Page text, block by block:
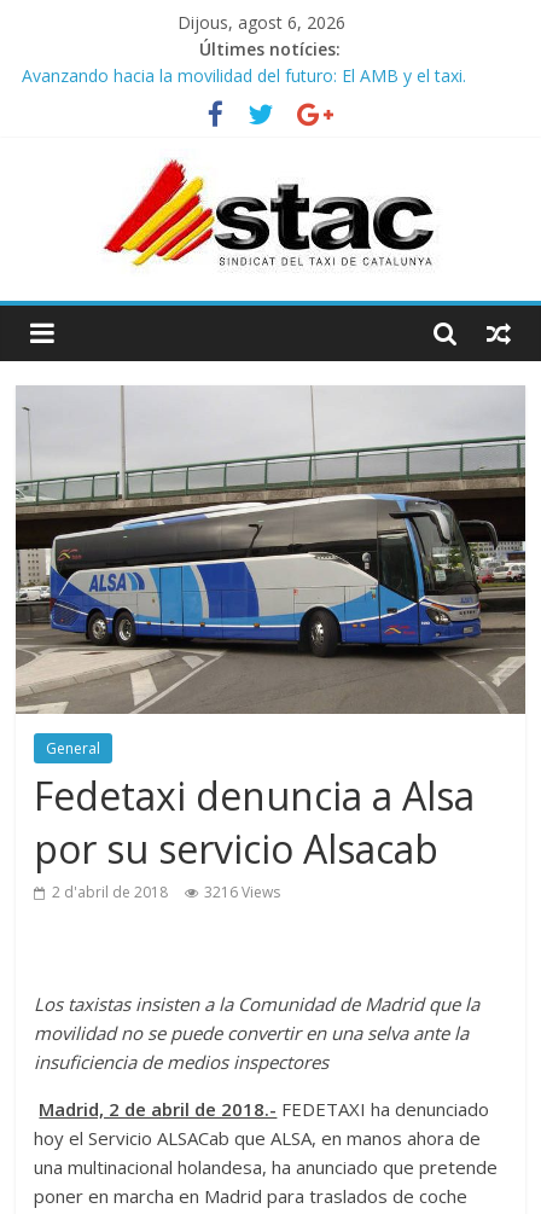
Dijous, agost 6, 2026
Últimes notícies:
Avanzando hacia la movilidad del futuro: El AMB y el taxi.
Programa de Radio TAXI LIBRE 29.07.2026 en COOLTURA FM.
STAC/ATC SOLICITAN TAULA TÈCNICA PARA MEJORAR LA
OPERATIVA DE ENTRADA EN EL PUERTO DE BARCELONA.
Programa de Radio TAXI LIBRE 22.07.2026 en COOLTURA FM.
Edición 385
COMUNICADO CONJUNTO STAC – ATC
General
Fedetaxi denuncia a Alsa
por su servicio Alsacab
2 d'abril de 2018 3216 Views
Los taxistas insisten a la Comunidad de Madrid que la
movilidad no se puede convertir en una selva ante la
insuficiencia de medios inspectores
Madrid, 2 de abril de 2018.- FEDETAXI ha denunciado
hoy el Servicio ALSACab que ALSA, en manos ahora de
una multinacional holandesa, ha anunciado que pretende
poner en marcha en Madrid para traslados de coche